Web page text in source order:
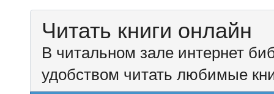
Читать книги онлайн
В читальном зале интернет
удобством читать любимые